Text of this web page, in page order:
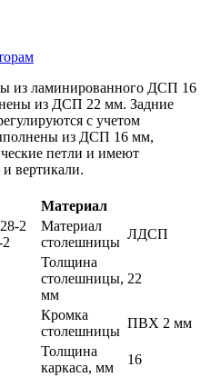
из ламинированного ДСП 16
из ДСП 22 мм. Задние
с учетом
из ДСП 16 мм,
петли и имеют
вертикали.
2
Материал
Материал
столешницы
ЛДСП
Толщина
столешницы,
мм
22
Кромка
столешницы
ПВХ 2 мм
Толщина
каркаса, мм
16